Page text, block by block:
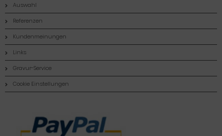
Auswahl
Referenzen
Kundenmeinungen
Links
Gravur-Service
Cookie Einstellungen
Zahlungsmethoden